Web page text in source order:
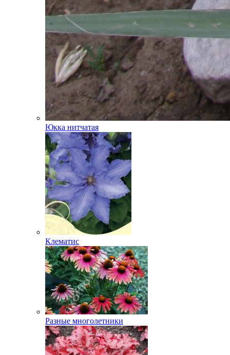
Юкка нитчатая
Клематис
Разные многолетники